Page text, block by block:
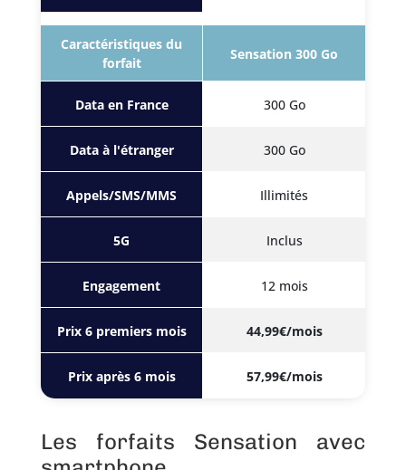
Caractéristiques du
forfait
Data en France
Data à l'étranger
Appels/SMS/MMS
5G
Engagement
Prix 6 premiers mois
Prix après 6 mois
Sensation 300 Go
300 Go
300 Go
Illimités
Inclus
12 mois
44,99€/mois
57,99€/mois
Les forfaits Sensation avec